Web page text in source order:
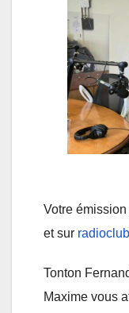
Votre
et sur
Tonton
Maxime vous